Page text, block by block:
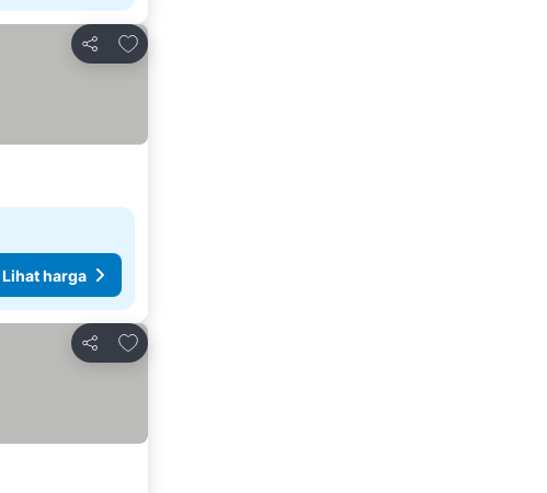
Kongsi
Tambah ke favorit
Lihat harga
Kongsi
Tambah ke favorit